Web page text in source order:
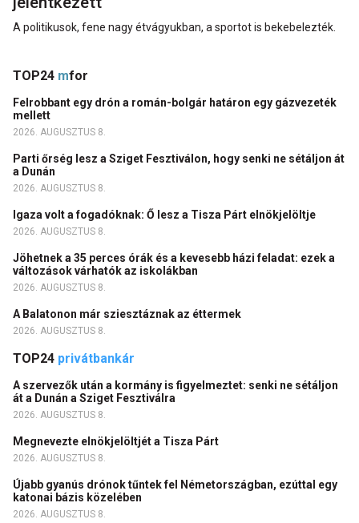
A politikusok, fene nagy étvágyukban, a sportot is bekebelezték.
TOP24 mfor
Felrobbant egy drón a román-bolgár határon egy gázvezeték
mellett
2026. AUGUSZTUS 8.
Parti őrség lesz a Sziget Fesztiválon, hogy senki ne sétáljon át
a Dunán
2026. AUGUSZTUS 8.
Igaza volt a fogadóknak: Ő lesz a Tisza Párt elnökjelöltje
2026. AUGUSZTUS 8.
Jöhetnek a 35 perces órák és a kevesebb házi feladat: ezek a
változások várhatók az iskolákban
2026. AUGUSZTUS 8.
A Balatonon már sziesztáznak az éttermek
2026. AUGUSZTUS 8.
TOP24 privátbankár
A szervezők után a kormány is figyelmeztet: senki ne sétáljon
át a Dunán a Sziget Fesztiválra
2026. AUGUSZTUS 8.
Megnevezte elnökjelöltjét a Tisza Párt
2026. AUGUSZTUS 8.
Újabb gyanús drónok tűntek fel Németországban, ezúttal egy
katonai bázis közelében
2026. AUGUSZTUS 8.